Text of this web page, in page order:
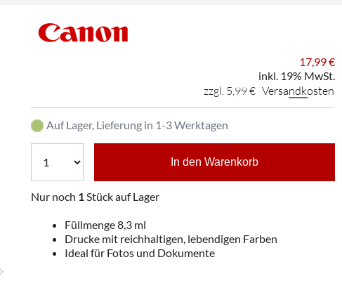
17,99 €
inkl. 19% MwSt.
zzgl. 5,99 € Versandkosten
Auf Lager, Lieferung in 1-3 Werktagen
In den Warenkorb
Nur noch 1 Stück auf Lager
Füllmenge 8,3 ml
Drucke mit reichhaltigen, lebendigen Farben
Ideal für Fotos und Dokumente